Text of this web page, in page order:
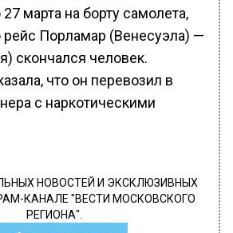
27 марта на борту самолета,
Порламар (Венесуэла) —
скончался человек.
что он перевозил в
с наркотическими
НОВОСТЕЙ И ЭКСКЛЮЗИВНЫХ
КАНАЛЕ "ВЕСТИ МОСКОВСКОГО
РЕГИОНА".